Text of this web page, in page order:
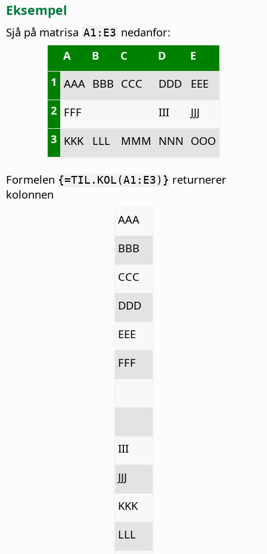
Eksempel
Sjå på matrisa A1:E3 nedanfor:
A
B C D
E
1 AAA BBB CCC DDD
EEE
2 FFF III
JJJ
3 KKK LLL MMM NNN OOO
Formelen {=TIL.KOL(A1:E3)} returnerer
kolonnen
AAA
BBB
CCC
DDD
EEE
FFF
III
JJJ
KKK
LLL